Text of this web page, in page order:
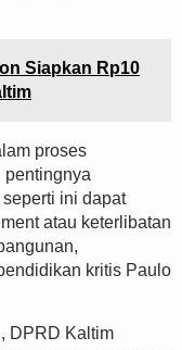
Siapkan Rp10
proses
pentingnya
ini dapat
atau keterlibatan
kritis Paulo
DPRD Kaltim